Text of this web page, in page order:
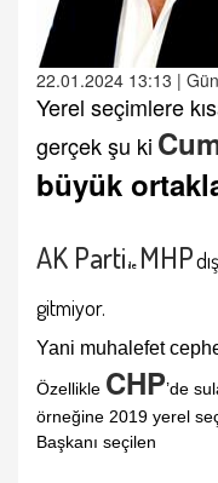
22.01.2024 13:13 |
Yerel seçimlere
gerçek şu ki
büyük
AK Parti ile MHP
gitmiyor.
Yani muhalefet
Özellikle CHP’de
örneğine 2019 yerel
Başkanı seçilen